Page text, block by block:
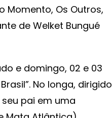
Momento, Os Outros,
de Welket Bungué
e domingo, 02 e 03
No longa, dirigido
pai em uma